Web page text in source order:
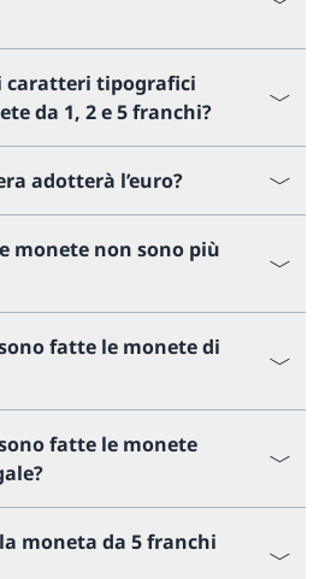
caratteri tipografici
da 1, 2 e 5 franchi?
adotterà l’euro?
monete non sono più
fatte le monete di
fatte le monete
moneta da 5 franchi